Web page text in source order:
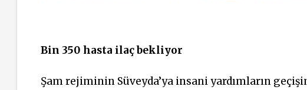
Bin 350 hasta ilaç bekliyor
Şam rejiminin Süveyda’ya insani yardımların